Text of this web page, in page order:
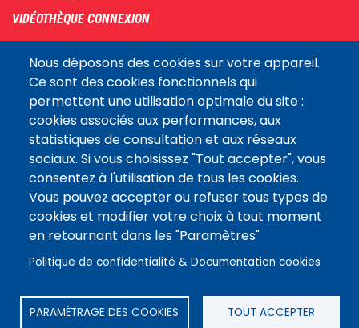
Nous déposons des cookies sur votre appareil.
Ce sont des cookies fonctionnels qui
permettent une utilisation optimale du site :
cookies associés aux performances, aux
statistiques de consultation et aux réseaux
sociaux. Si vous choisissez "Tout accepter", vous
consentez à l'utilisation de tous les cookies.
Vous pouvez accepter ou refuser tous types de
cookies et modifier votre choix à tout moment
en retournant dans les "Paramètres"
Politique de confidentialité & Documentation cookies
PARAMÉTRAGE DES COOKIES TOUT ACCEPTER
VIDÉOTHÈQUE CONNEXION
COOKIES
Assemblée
nationaleLE SITE DE L’ASSEMBLÉE NATIONALE
Suivez-nous